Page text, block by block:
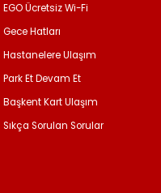
EGO Ücretsiz Wi-Fi
Gece Hatları
Hastanelere Ulaşım
Park Et Devam Et
Başkent Kart Ulaşım
Sıkça Sorulan Sorular